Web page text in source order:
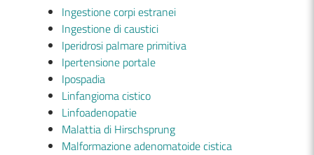
Ingestione corpi estranei
Ingestione di caustici
Iperidrosi palmare primitiva
Ipertensione portale
Ipospadia
Linfangioma cistico
Linfoadenopatie
Malattia di Hirschsprung
Malformazione adenomatoide cistica